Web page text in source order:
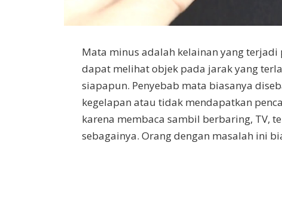
Mata minus adalah kelainan yang
dapat melihat objek pada jarak yang
siapapun. Penyebab mata biasanya
kegelapan atau tidak mendapatkan
karena membaca sambil berbaring, TV,
sebagainya. Orang dengan masalah ini